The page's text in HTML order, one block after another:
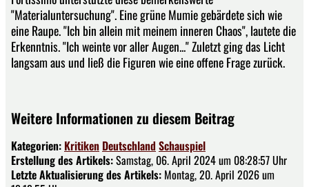
"Materialuntersuchung". Eine grüne Mumie gebärdete sich wie
eine Raupe. "Ich bin allein mit meinem inneren Chaos", lautete die
Erkenntnis. "Ich weinte vor aller Augen..." Zuletzt ging das Licht
langsam aus und ließ die Figuren wie eine offene Frage zurück.
Weitere Informationen zu diesem Beitrag
Kategorien: Kritiken Deutschland Schauspiel
Erstellung des Artikels:Samstag, 06. April 2024 um 08:28:57 Uhr
Letzte Aktualisierung des Artikels: Montag, 20. April 2026 um